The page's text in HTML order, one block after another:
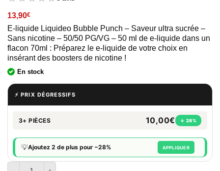
13,90€
E-liquide Liquideo Bubble Punch – Saveur ultra sucrée –
Sans nicotine – 50/50 PG/VG – 50 ml de e-liquide dans un
flacon 70ml : Préparez le e-liquide de votre choix en
insérant des boosters de nicotine !
En stock
⚡ PRIX DÉGRESSIFS
3+ PIÈCES 10,00€ ↓ 28%
💡Ajoutez 2 de plus pour −28% APPLIQUER
quantité de E liquide Liquideo 50 ml 0% nicotine - Bubble